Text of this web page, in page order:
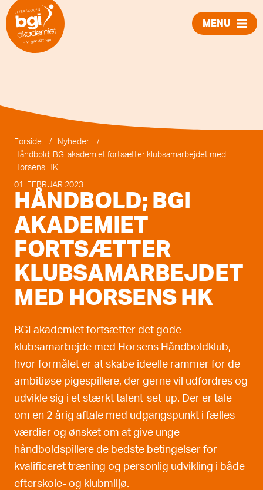
MENU
LUK
Forside / Nyheder
/
Håndbold; BGI akademiet fortsætter klubsamarbejdet med
Horsens HK
01. FEBRUAR 2023
HÅNDBOLD; BGI
AKADEMIET
FORTSÆTTER
KLUBSAMARBEJDET
MED HORSENS HK
BGI akademiet fortsætter det gode
klubsamarbejde med Horsens Håndboldklub,
hvor formålet er at skabe ideelle rammer for de
ambitiøse pigespillere, der gerne vil udfordres og
udvikle sig i et stærkt talent-set-up. Der er tale
om en 2 årig aftale med udgangspunkt i fælles
værdier og ønsket om at give unge
håndboldspillere de bedste betingelser for
kvalificeret træning og personlig udvikling i både
efterskole- og klubmiljø.